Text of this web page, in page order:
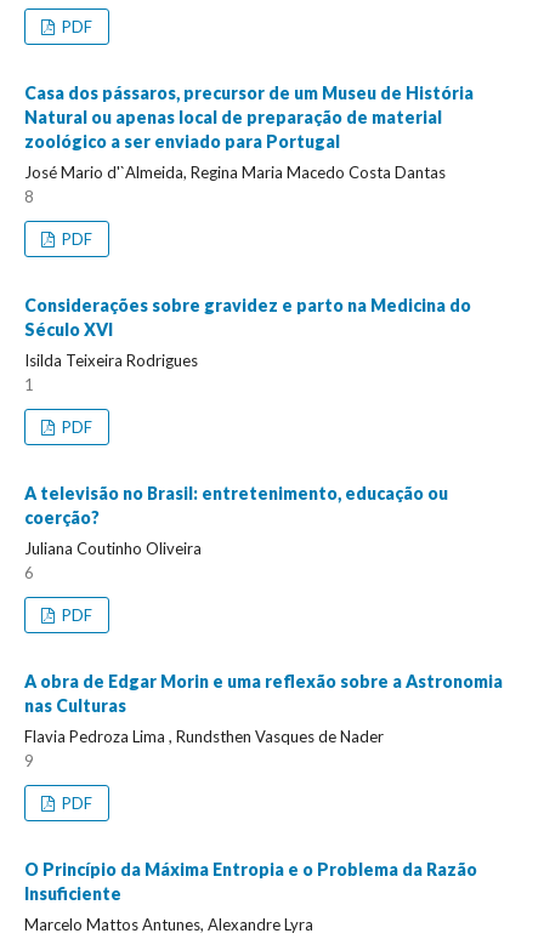
PDF
Casa dos pássaros, precursor de um Museu de História
Natural ou apenas local de preparação de material
zoológico a ser enviado para Portugal
José Mario d'`Almeida, Regina Maria Macedo Costa Dantas
8
PDF
Considerações sobre gravidez e parto na Medicina do
Século XVI
Isilda Teixeira Rodrigues
1
PDF
A televisão no Brasil: entretenimento, educação ou
coerção?
Juliana Coutinho Oliveira
6
PDF
A obra de Edgar Morin e uma reflexão sobre a Astronomia
nas Culturas
Flavia Pedroza Lima , Rundsthen Vasques de Nader
9
PDF
O Princípio da Máxima Entropia e o Problema da Razão
Insuficiente
Marcelo Mattos Antunes, Alexandre Lyra